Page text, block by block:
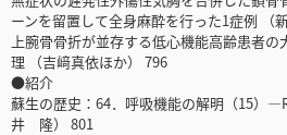
ーンを留置して全身麻酔を行った1症例 （
上腕骨骨折が並存する低心機能高齢患者
理 （吉﨑真依ほか） 796
●紹介
蘇生の歴史：64．呼吸機能の解明（15）
井 隆） 801